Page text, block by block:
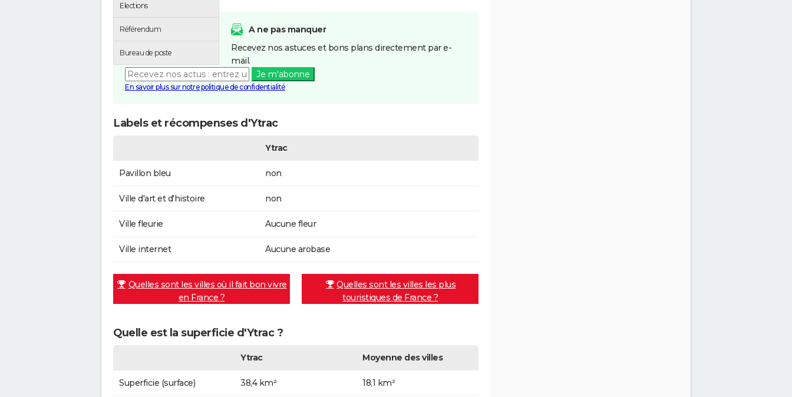
Elections
Référendum
Bureau de poste
A ne pas manquer
Recevez nos astuces et bons plans directement par e-
mail.
Je m'abonne
En savoir plus sur notre politique de confidentialité
Labels et récompenses d'Ytrac
Ytrac
Pavillon bleu non
Ville d'art et d'histoire non
Ville fleurie Aucune fleur
Ville internet Aucune arobase
Quelles sont les villes où il fait bon vivre
en France ?
Quelles sont les villes les plus
touristiques de France ?
Quelle est la superficie d'Ytrac ?
Ytrac Moyenne des villes
Superficie (surface) 38,4 km² 18,1 km²